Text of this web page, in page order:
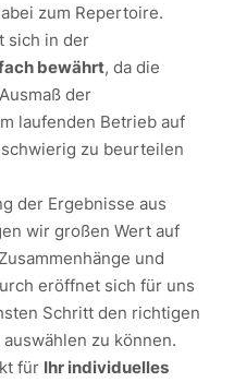
zum Repertoire.
sich in der
bewährt, da die
der
laufenden Betrieb auf
zu beurteilen
der Ergebnisse aus
wir großen Wert auf
und
eröffnet sich für uns
Schritt den richtigen
zu können.
für Ihr individuelles